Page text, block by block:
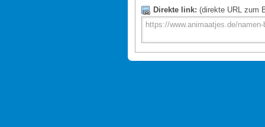
Direkte link: (direkte URL zum